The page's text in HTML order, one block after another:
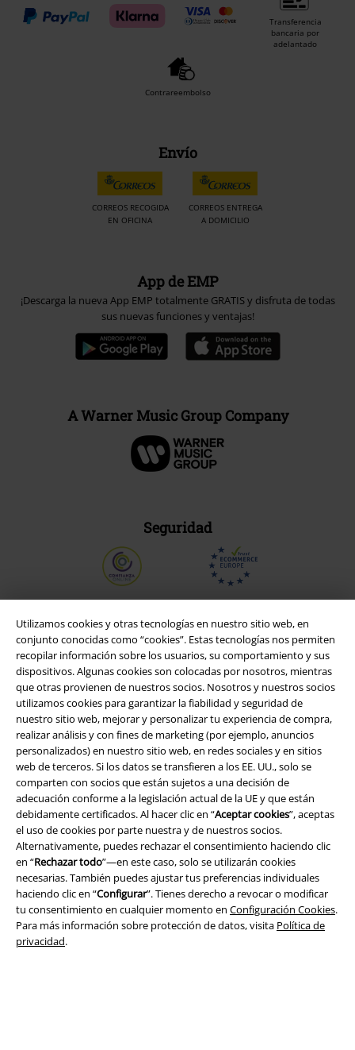
Utilizamos cookies y otras tecnologías en nuestro sitio web, en
conjunto conocidas como “cookies”. Estas tecnologías nos permiten
recopilar información sobre los usuarios, su comportamiento y sus
dispositivos. Algunas cookies son colocadas por nosotros, mientras
que otras provienen de nuestros socios. Nosotros y nuestros socios
utilizamos cookies para garantizar la fiabilidad y seguridad de
nuestro sitio web, mejorar y personalizar tu experiencia de compra,
realizar análisis y con fines de marketing (por ejemplo, anuncios
personalizados) en nuestro sitio web, en redes sociales y en sitios
web de terceros. Si los datos se transfieren a los EE. UU., solo se
comparten con socios que están sujetos a una decisión de
adecuación conforme a la legislación actual de la UE y que están
debidamente certificados. Al hacer clic en “Aceptar cookies”, aceptas
el uso de cookies por parte nuestra y de nuestros socios.
Alternativamente, puedes rechazar el consentimiento haciendo clic
en “Rechazar todo”—en este caso, solo se utilizarán cookies
necesarias. También puedes ajustar tus preferencias individuales
haciendo clic en “Configurar”. Tienes derecho a revocar o modificar
tu consentimiento en cualquier momento en Configuración Cookies.
Para más información sobre protección de datos, visita Política de
privacidad.
Transferencia
bancaria por
adelantado
Contrareembolso
Envío
CORREOS RECOGIDA
EN OFICINA
CORREOS ENTREGA
A DOMICILIO
App de EMP
¡Descarga la nueva App EMP totalmente GRATIS y disfruta de todas
sus nuevas funciones y ventajas!
A Warner Music Group Company
Seguridad
Legal
Términos y Condiciones
Aviso Legal
Ley protección de datos
Eliminación de residuos y protección del medioambiente
Declaración de Conformidad